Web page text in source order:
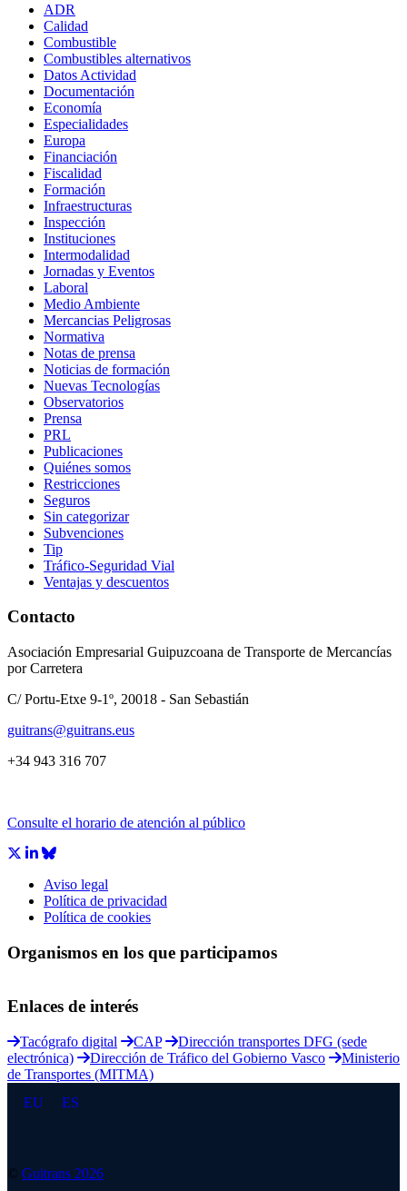
ADR
Calidad
Combustible
Combustibles alternativos
Datos Actividad
Documentación
Economía
Especialidades
Europa
Financiación
Fiscalidad
Formación
Infraestructuras
Inspección
Instituciones
Intermodalidad
Jornadas y Eventos
Laboral
Medio Ambiente
Mercancias Peligrosas
Normativa
Notas de prensa
Noticias de formación
Nuevas Tecnologías
Observatorios
Prensa
PRL
Publicaciones
Quiénes somos
Restricciones
Seguros
Sin categorizar
Subvenciones
Tip
Tráfico-Seguridad Vial
Ventajas y descuentos
Contacto
Asociación Empresarial Guipuzcoana de Transporte de Mercancías
por Carretera
C/ Portu-Etxe 9-1º, 20018 - San Sebastián
guitrans@guitrans.eus
+34 943 316 707
Consulte el horario de atención al público
Aviso legal
Política de privacidad
Política de cookies
Organismos en los que participamos
Enlaces de interés
Tacógrafo digital CAP
Dirección transportes DFG (sede
electrónica)
Dirección de Tráfico del Gobierno Vasco
Ministerio
de Transportes (MITMA)
EU
ES
© Guitrans 2026